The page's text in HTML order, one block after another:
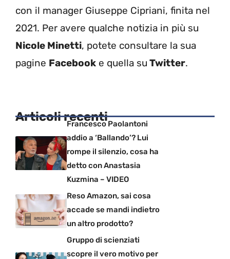
con il manager Giuseppe Cipriani, finita nel
2021. Per avere qualche notizia in più su
Nicole Minetti, potete consultare la sua
pagine Facebook e quella su Twitter.
Articoli recentiFrancesco Paolantoni
addio a ‘Ballando’? Lui
rompe il silenzio, cosa ha
detto con Anastasia
Kuzmina – VIDEO
Reso Amazon, sai cosa
accade se mandi indietro
un altro prodotto?
Gruppo di scienziati
scopre il vero motivo per